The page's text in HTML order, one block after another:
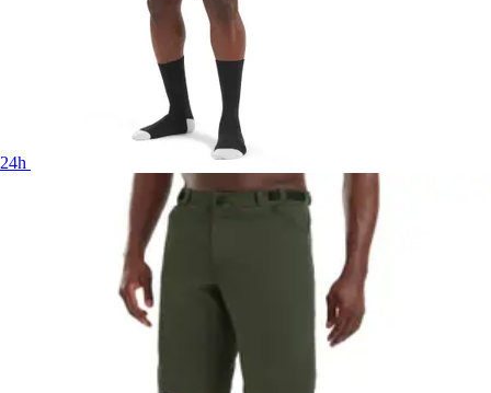
24h